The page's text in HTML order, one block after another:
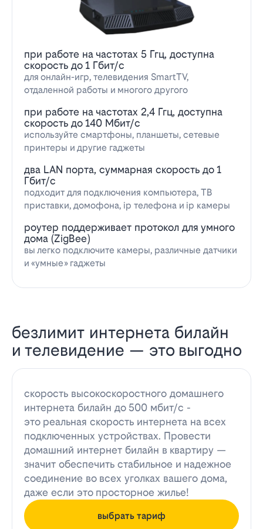
при работе на частотах 5 Ггц, доступна
скорость до 1 Гбит/с
для онлайн-игр, телевидения SmartTV,
отдаленной работы и многого другого
при работе на частотах 2,4 Ггц, доступна
скорость до 140 Мбит/с
используйте смартфоны, планшеты, сетевые
принтеры и другие гаджеты
два LAN порта, суммарная скорость до 1
Гбит/с
подходит для подключения компьютера, ТВ
приставки, домофона, ip телефона и ip камеры
роутер поддерживает протокол для умного
дома (ZigBee)
вы легко подключите камеры, различные датчики
и «умные» гаджеты
безлимит интернета билайн
и телевидение — это выгодно
скорость высокоскоростного домашнего
интернета билайн до 500 мбит/с -
это реальная скорость интернета на всех
подключенных устройствах. Провести
домашний интернет билайн в квартиру —
значит обеспечить стабильное и надежное
соединение во всех уголках вашего дома,
даже если это просторное жилье!
выбрать тариф